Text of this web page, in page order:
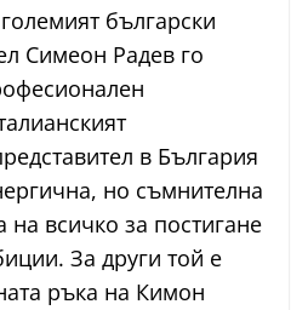
български
Симеон Радев го
в България
но съмнителна
на всичко за постигане
За други той е
ръка на Кимон